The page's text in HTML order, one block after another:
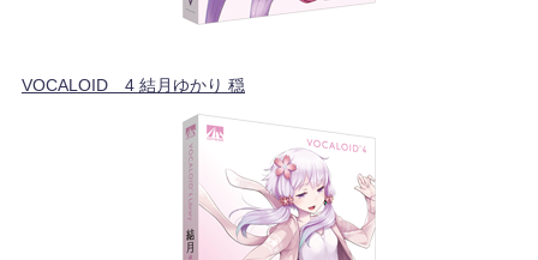
VOCALOID™4 結月ゆかり 穏